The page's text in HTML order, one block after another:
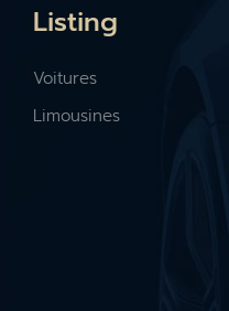
Listing
Voitures
Limousines